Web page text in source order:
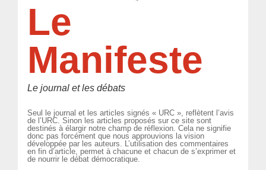
Le
Manifeste
Le journal et les débats
Seul le journal et les articles signés « URC », reflètent l’avis
de l’URC. Sinon les articles proposés sur ce site sont
destinés à élargir notre champ de réflexion. Cela ne signifie
donc pas forcément que nous approuvions la vision
développée par les auteurs. L’utilisation des commentaires
en fin d’article, permet à chacune et chacun de s’exprimer et
de nourrir le débat démocratique.